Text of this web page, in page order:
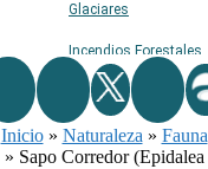
Glaciares
Incendios Forestales
Naturaleza
Ríos
Inicio» Naturaleza » Fauna
» Sapo Corredor (Epidalea